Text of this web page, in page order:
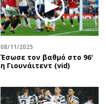
08/11/2025
Έσωσε τον βαθμό στο 96'
η Γιουνάιτεντ (vid)